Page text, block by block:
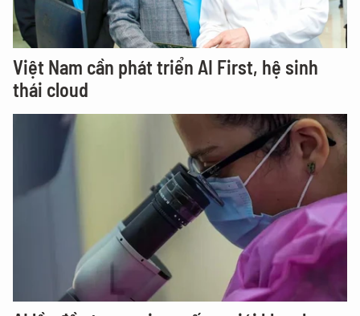
Việt Nam cần phát triển AI First, hệ sinh
thái cloud